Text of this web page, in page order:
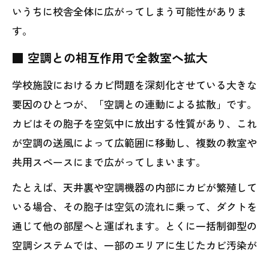
いうちに校舎全体に広がってしまう可能性がありま
す。
■ 空調との相互作用で全教室へ拡大
学校施設におけるカビ問題を深刻化させている大きな
要因のひとつが、「空調との連動による拡散」です。
カビはその胞子を空気中に放出する性質があり、これ
が空調の送風によって広範囲に移動し、複数の教室や
共用スペースにまで広がってしまいます。
たとえば、天井裏や空調機器の内部にカビが繁殖して
いる場合、その胞子は空気の流れに乗って、ダクトを
通じて他の部屋へと運ばれます。とくに一括制御型の
空調システムでは、一部のエリアに生じたカビ汚染が